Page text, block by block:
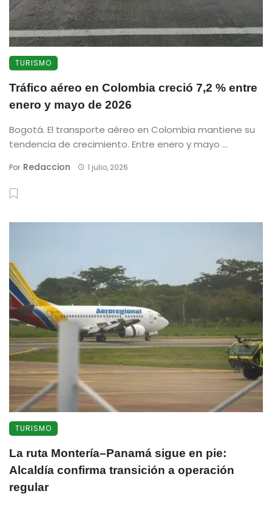
TURISMO
Tráfico aéreo en Colombia creció 7,2 % entre
enero y mayo de 2026
Bogotá. El transporte aéreo en Colombia mantiene su
tendencia de crecimiento. Entre enero y mayo ...
Por Redaccion 1 julio, 2026
TURISMO
La ruta Montería–Panamá sigue en pie:
Alcaldía confirma transición a operación
regular